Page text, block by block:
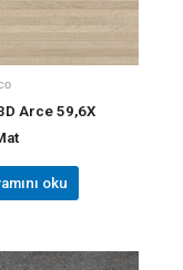
Arce 59,6X
oku